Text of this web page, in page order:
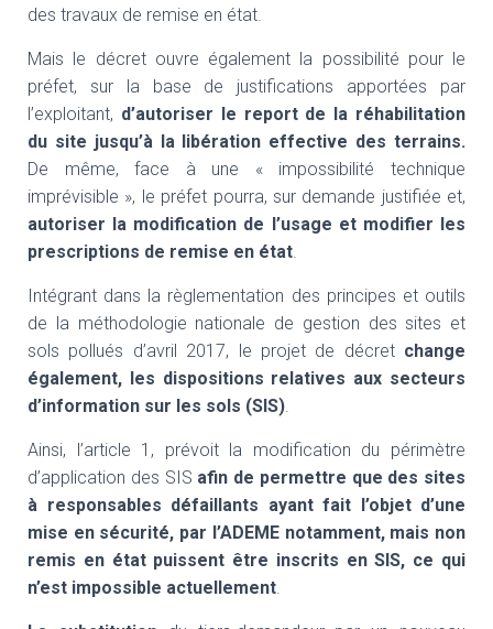
des travaux de remise en état.
Mais le décret ouvre également la possibilité pour le
préfet, sur la base de justifications apportées par
l’exploitant, d’autoriser le report de la réhabilitation
du site jusqu’à la libération effective des terrains.
De même, face à une « impossibilité technique
imprévisible », le préfet pourra, sur demande justifiée et,
autoriser la modification de l’usage et modifier les
prescriptions de remise en état.
Intégrant dans la règlementation des principes et outils
de la méthodologie nationale de gestion des sites et
sols pollués d’avril 2017, le projet de décret change
également, les dispositions relatives aux secteurs
d’information sur les sols (SIS).
Ainsi, l’article 1, prévoit la modification du périmètre
d’application des SIS afin de permettre que des sites
à responsables défaillants ayant fait l’objet d’une
mise en sécurité, par l’ADEME notamment, mais non
remis en état puissent être inscrits en SIS, ce qui
n’est impossible actuellement.